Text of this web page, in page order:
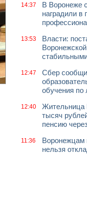
14:37
В Воронеже
наградили в
13:53
Власти:
12:47
Сбер
обучения по
12:40
Жительница
тысяч
пенсию
11:36
Воронежцам
нельзя